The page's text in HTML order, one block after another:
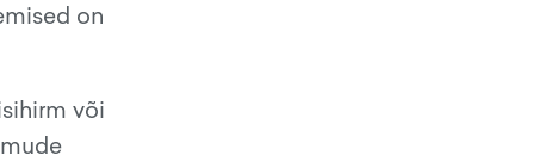
on
või